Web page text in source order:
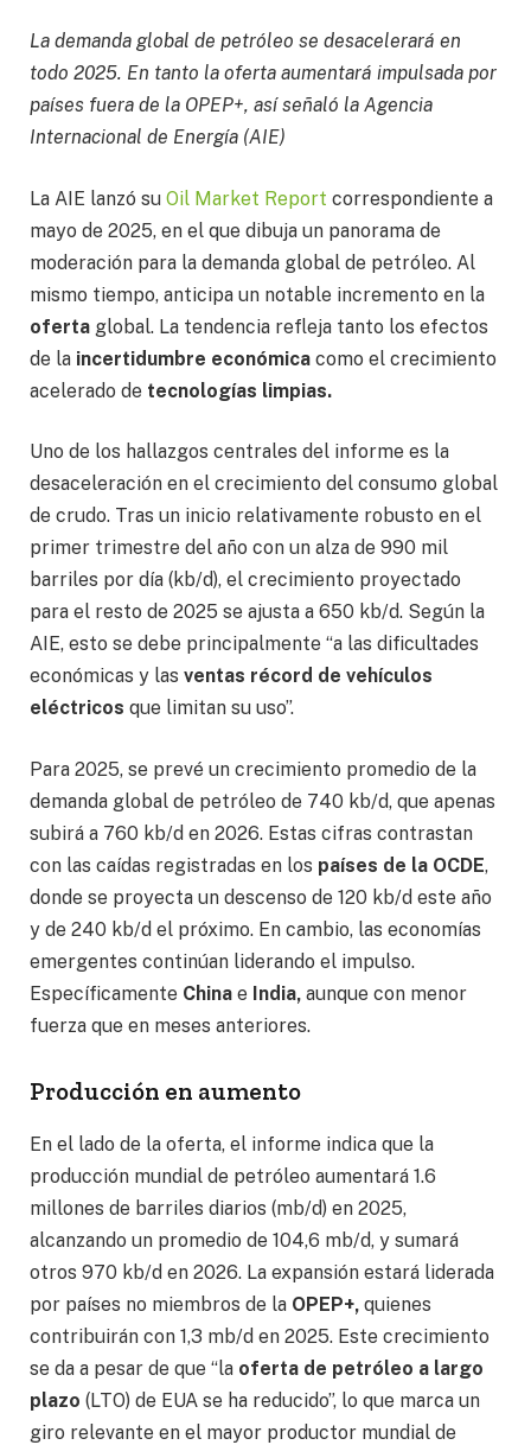
La demanda global de petróleo se desacelerará en
todo 2025. En tanto la oferta aumentará impulsada por
países fuera de la OPEP+, así señaló la Agencia
Internacional de Energía (AIE)
La AIE lanzó su Oil Market Report correspondiente a
mayo de 2025, en el que dibuja un panorama de
moderación para la demanda global de petróleo. Al
mismo tiempo, anticipa un notable incremento en la
oferta global. La tendencia refleja tanto los efectos
de la incertidumbre económica como el crecimiento
acelerado de tecnologías limpias.
Uno de los hallazgos centrales del informe es la
desaceleración en el crecimiento del consumo global
de crudo. Tras un inicio relativamente robusto en el
primer trimestre del año con un alza de 990 mil
barriles por día (kb/d), el crecimiento proyectado
para el resto de 2025 se ajusta a 650 kb/d. Según la
AIE, esto se debe principalmente “a las dificultades
económicas y las ventas récord de vehículos
eléctricos que limitan su uso”.
Para 2025, se prevé un crecimiento promedio de la
demanda global de petróleo de 740 kb/d, que apenas
subirá a 760 kb/d en 2026. Estas cifras contrastan
con las caídas registradas en los países de la OCDE,
donde se proyecta un descenso de 120 kb/d este año
y de 240 kb/d el próximo. En cambio, las economías
emergentes continúan liderando el impulso.
Específicamente China e India, aunque con menor
fuerza que en meses anteriores.
Producción en aumento
En el lado de la oferta, el informe indica que la
producción mundial de petróleo aumentará 1.6
millones de barriles diarios (mb/d) en 2025,
alcanzando un promedio de 104,6 mb/d, y sumará
otros 970 kb/d en 2026. La expansión estará liderada
por países no miembros de la OPEP+, quienes
contribuirán con 1,3 mb/d en 2025. Este crecimiento
se da a pesar de que “la oferta de petróleo a largo
plazo (LTO) de EUA se ha reducido”, lo que marca un
giro relevante en el mayor productor mundial de